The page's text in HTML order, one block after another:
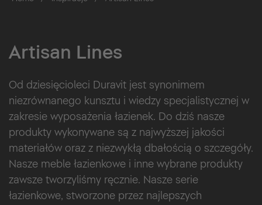
Artisan Lines
Od dziesięcioleci Duravit jest synonimem
niezrównanego kunsztu i wiedzy specjalistycznej w
zakresie wyposażenia łazienek. Do dziś nasze
produkty wykonywane są z najwyższej jakości
materiałów oraz z niezwykłą dbałością o szczegóły.
Nasze meble łazienkowe i inne wybrane produkty
zawsze tworzyliśmy ręcznie. Nasze serie
łazienkowe, stworzone przez najlepszych